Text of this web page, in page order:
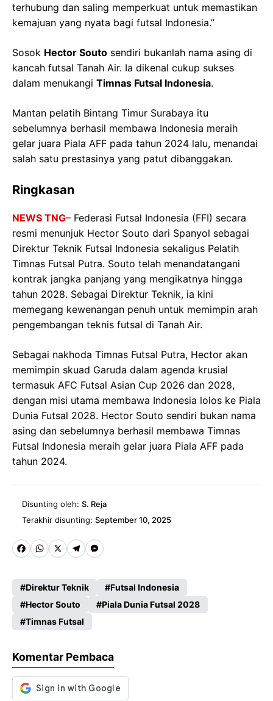
terhubung dan saling memperkuat untuk memastikan
kemajuan yang nyata bagi futsal Indonesia.”
Sosok Hector Souto sendiri bukanlah nama asing di
kancah futsal Tanah Air. Ia dikenal cukup sukses
dalam menukangi Timnas Futsal Indonesia.
Mantan pelatih Bintang Timur Surabaya itu
sebelumnya berhasil membawa Indonesia meraih
gelar juara Piala AFF pada tahun 2024 lalu, menandai
salah satu prestasinya yang patut dibanggakan.
Ringkasan
NEWS TNG– Federasi Futsal Indonesia (FFI) secara
resmi menunjuk Hector Souto dari Spanyol sebagai
Direktur Teknik Futsal Indonesia sekaligus Pelatih
Timnas Futsal Putra. Souto telah menandatangani
kontrak jangka panjang yang mengikatnya hingga
tahun 2028. Sebagai Direktur Teknik, ia kini
memegang kewenangan penuh untuk memimpin arah
pengembangan teknis futsal di Tanah Air.
Sebagai nakhoda Timnas Futsal Putra, Hector akan
memimpin skuad Garuda dalam agenda krusial
termasuk AFC Futsal Asian Cup 2026 dan 2028,
dengan misi utama membawa Indonesia lolos ke Piala
Dunia Futsal 2028. Hector Souto sendiri bukan nama
asing dan sebelumnya berhasil membawa Timnas
Futsal Indonesia meraih gelar juara Piala AFF pada
tahun 2024.
Disunting oleh: S. Reja
Terakhir disunting: September 10, 2025
Fa
b
o
o
k
W
ts
A
p
X
Te
gr
a
m
M
n
g
er
Direktur Teknik
Futsal Indonesia
Hector Souto
Piala Dunia Futsal 2028
Timnas Futsal
Komentar Pembaca